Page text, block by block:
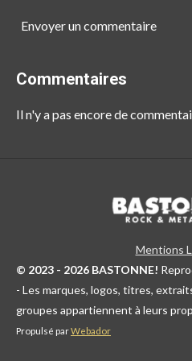
Envoyer un commentaire
Commentaires
Il n'y a pas encore de
Mentions
© 2023 - 2026 BASTONNE!
- Les marques, logos, titres,
groupes appartiennent à leurs
Propulsé parWebador